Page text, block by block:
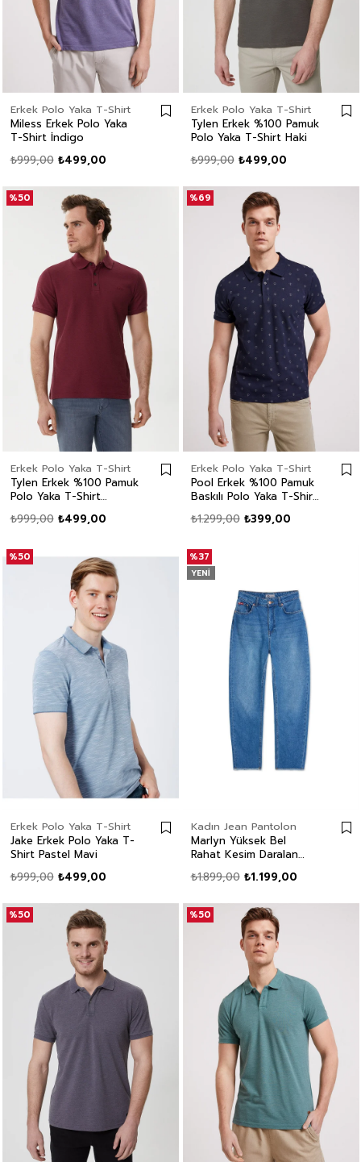
Erkek Polo Yaka T-Shirt
Miless Erkek Polo Yaka
T-Shirt İndigo
₺499,00
₺999,00
Erkek Polo Yaka T-Shirt
Tylen Erkek %100 Pamuk
Polo Yaka T-Shirt Haki
₺499,00
₺999,00
Erkek Polo Yaka T-Shirt
Tylen Erkek %100 Pamuk
Polo Yaka T-Shirt
₺499,00
₺999,00
%50
Erkek Polo Yaka T-Shirt
Pool Erkek %100 Pamuk
Baskılı Polo Yaka T-Shirt
₺399,00
₺1.299,00
%69
Erkek Polo Yaka T-Shirt
Jake Erkek Polo Yaka T-
Shirt Pastel Mavi
₺499,00
₺999,00
%50
Kadın Jean Pantolon
Marlyn Yüksek Bel
Rahat Kesim Daralan
Kadın Jean Pantolon
₺1.199,00
₺1.899,00
%37
YENI
%50 %50